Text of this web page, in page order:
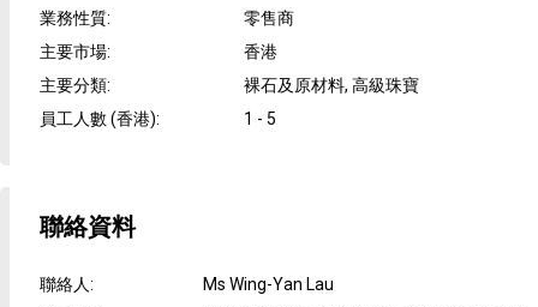
業務性質:
零售商
主要市場:
香港
主要分類:
裸石及原材料, 高級珠寶
員工人數 (香港): 1 - 5
聯絡資料
聯絡人:
Ms Wing-Yan Lau